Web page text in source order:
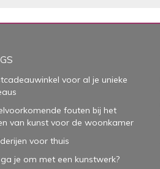
voor al je unieke
fouten bij het
van kunst voor de woonkamer
voor thuis
je om met een kunstwerk?